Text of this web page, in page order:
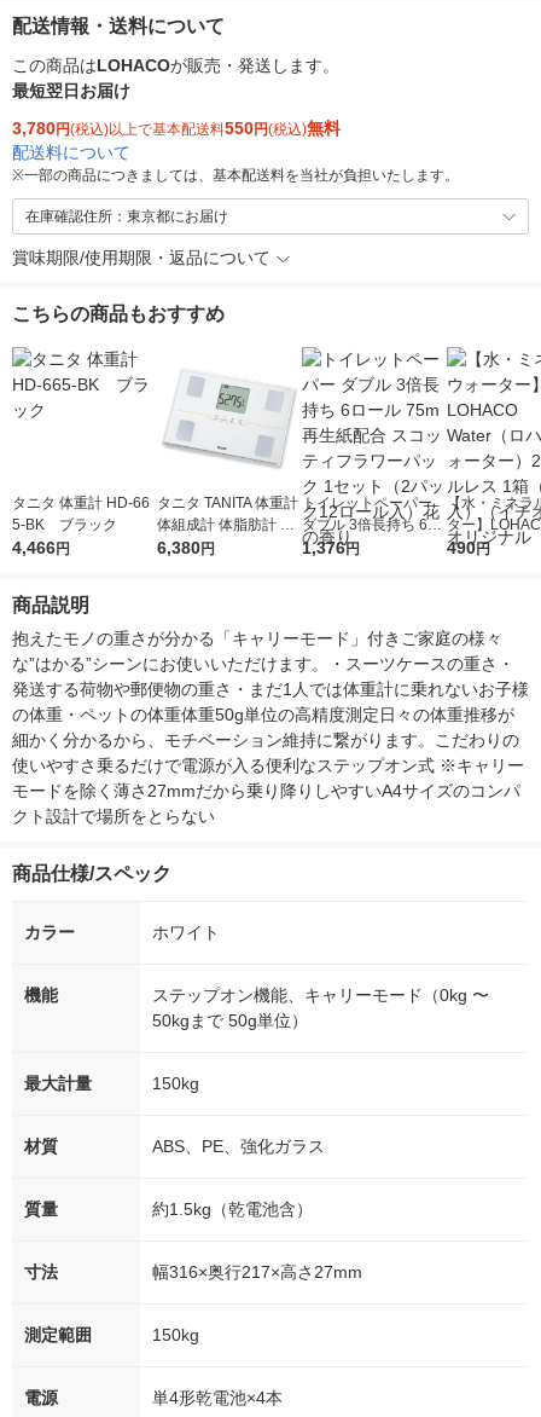
配送情報・送料について
この商品はLOHACOが販売・発送します。
最短翌日お届け
3,780円(税込)以上で基本配送料550円(税込)無料
配送料について
※一部の商品につきましては、基本配送料を当社が負担いたします。
在庫確認住所：東京都にお届け
賞味期限/使用期限・返品について
こちらの商品もおすすめ
タニタ 体重計 HD-66
5-BK ブラック
4,466円
タニタ TANITA 体重計
体組成計 体脂肪計 自
動認識 乗るだけ 50g
6,380円
トイレットペーパー
ダブル 3倍長持ち 6ロ
ール 75m 再生紙配合
香り
1,376円
【水・ミネラ
ター】
r（ロハコウ
490円
商品説明
抱えたモノの重さが分かる「キャリーモード」付きご家庭の様々
な”はかる”シーンにお使いいただけます。・スーツケースの重さ・
発送する荷物や郵便物の重さ・まだ1人では体重計に乗れないお子様
の体重・ペットの体重体重50g単位の高精度測定日々の体重推移が
細かく分かるから、モチベーション維持に繋がります。こだわりの
使いやすさ乗るだけで電源が入る便利なステップオン式 ※キャリー
モードを除く薄さ27mmだから乗り降りしやすいA4サイズのコンパ
クト設計で場所をとらない
商品仕様/スペック
カラー ホワイト
機能
ステップオン機能、キャリーモード（0kg 〜
50kgまで 50g単位）
最大計量 150kg
材質 ABS、PE、強化ガラス
質量 約1.5kg（乾電池含）
寸法 幅316×奥行217×高さ27mm
測定範囲 150kg
電源 単4形乾電池×4本